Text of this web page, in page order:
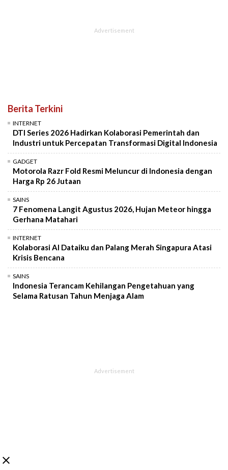
Berita Terkini
INTERNET
DTI Series 2026 Hadirkan Kolaborasi Pemerintah dan
Industri untuk Percepatan Transformasi Digital Indonesia
GADGET
Motorola Razr Fold Resmi Meluncur di Indonesia dengan
Harga Rp 26 Jutaan
SAINS
7 Fenomena Langit Agustus 2026, Hujan Meteor hingga
Gerhana Matahari
INTERNET
Kolaborasi AI Dataiku dan Palang Merah Singapura Atasi
Krisis Bencana
SAINS
Indonesia Terancam Kehilangan Pengetahuan yang
Selama Ratusan Tahun Menjaga Alam
